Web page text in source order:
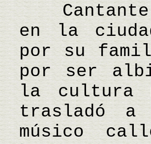
Cantante y
en la
por su
por ser
la cultura
trasladó a
músico